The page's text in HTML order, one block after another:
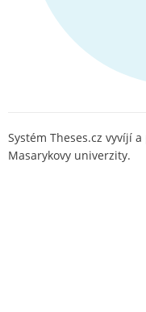
Systém Theses.cz vyvíjí
Masarykovy univerzity.